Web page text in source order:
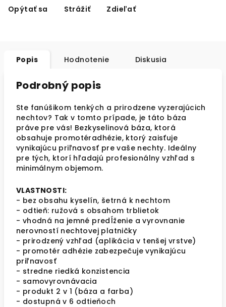
Opýtať sa Strážiť Zdieľať
Popis Hodnotenie Diskusia
Podrobný popis
Ste fanúšikom tenkých a prirodzene vyzerajúcich
nechtov? Tak v tomto prípade, je táto báza
práve pre vás! Bezkyselinová báza, ktorá
obsahuje promotéradhézie, ktorý zaisťuje
vynikajúcu priľnavosť pre vaše nechty. Ideálny
pre tých, ktorí hľadajú profesionálny vzhľad s
minimálnym objemom.
VLASTNOSTI:
- bez obsahu kyselín, šetrná k nechtom
- odtieň: ružová s obsahom trblietok
- vhodná na jemné predĺženie a vyrovnanie
nerovností nechtovej platničky
- prirodzený vzhľad (aplikácia v tenšej vrstve)
- promotér adhézie zabezpečuje vynikajúcu
priľnavosť
- stredne riedká konzistencia
- samovyrovnávacia
- produkt 2 v 1 (báza a farba)
- dostupná v 6 odtieňoch